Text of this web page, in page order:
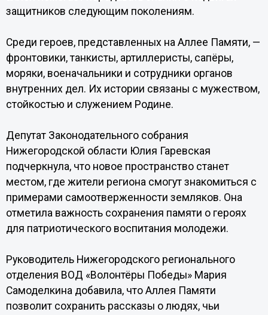
защитников следующим поколениям.
Среди героев, представленных на Аллее Памяти, —
фронтовики, танкисты, артиллеристы, сапёры,
моряки, военачальники и сотрудники органов
внутренних дел. Их истории связаны с мужеством,
стойкостью и служением Родине.
Депутат Законодательного собрания
Нижегородской области Юлия Гаревская
подчеркнула, что новое пространство станет
местом, где жители региона смогут знакомиться с
примерами самоотверженности земляков. Она
отметила важность сохранения памяти о героях
для патриотического воспитания молодежи.
Руководитель Нижегородского регионального
отделения ВОД «Волонтёры Победы» Мария
Самоделкина добавила, что Аллея Памяти
позволит сохранить рассказы о людях, чьи